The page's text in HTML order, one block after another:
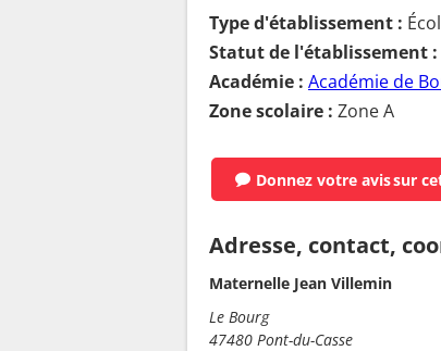
Type d'établissement :
Statut de l'établissement :
Académie : Académie de
Zone scolaire : Zone A
Donnez votre avissur
Adresse, contact,
Maternelle Jean Villemin
Le Bourg
47480 Pont-du-Casse